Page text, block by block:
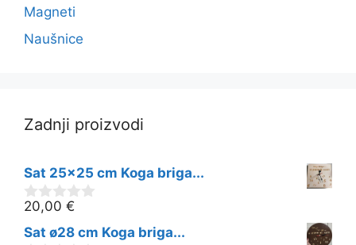
Magneti
Naušnice
Zadnji proizvodi
Sat 25x25 cm Koga briga...
0
d
20,00 €
Sat ø28 cm Koga briga...